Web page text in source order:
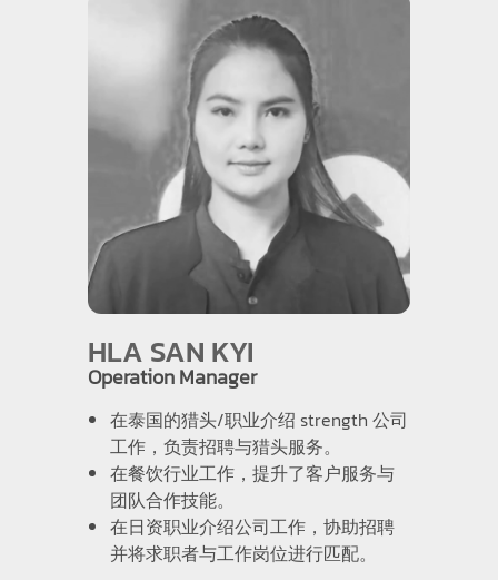
HLA SAN KYI
Operation Manager
在泰国的猎头/职业介绍 strength 公司
工作，负责招聘与猎头服务。
在餐饮行业工作，提升了客户服务与
团队合作技能。
在日资职业介绍公司工作，协助招聘
并将求职者与工作岗位进行匹配。